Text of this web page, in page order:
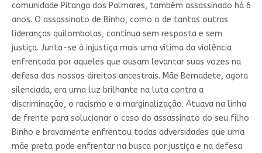
comunidade Pitanga dos Palmares, também assassinado há 6
anos. O assassinato de Binho, como o de tantas outras
lideranças quilombolas, continua sem resposta e sem
justiça. Junta-se à injustiça mais uma vítima da violência
enfrentada por aqueles que ousam levantar suas vozes na
defesa dos nossos direitos ancestrais. Mãe Bernadete, agora
silenciada, era uma luz brilhante na luta contra a
discriminação, o racismo e a marginalização. Atuava na linha
de frente para solucionar o caso do assassinato do seu filho
Binho e bravamente enfrentou todas adversidades que uma
mãe preta pode enfrentar na busca por justiça e na defesa